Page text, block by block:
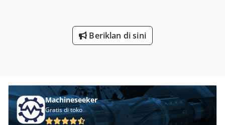
Beriklan di sini
Machineseeker
Gratis di toko